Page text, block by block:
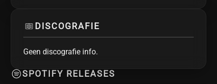
DISCOGRAFIE
Geen discografie info.
SPOTIFY RELEASES